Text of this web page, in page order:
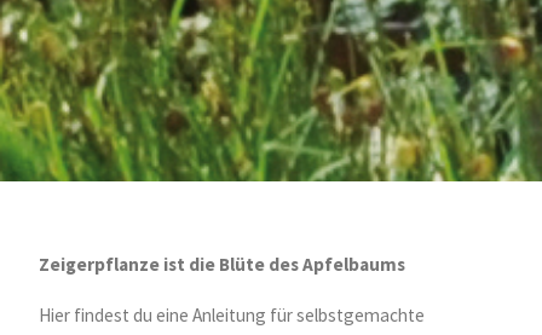
Zeigerpflanze ist die Blüte des Apfelbaums
Hier findest du eine Anleitung für selbstgemachte